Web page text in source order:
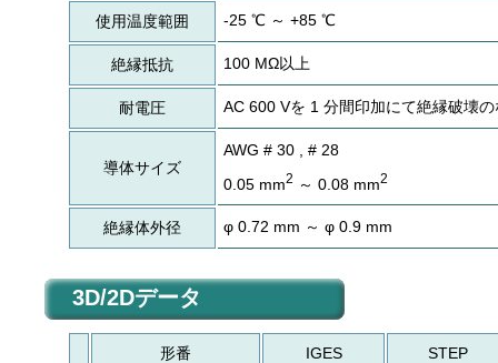
使用温度範囲 -25 ℃ ～ +85 ℃
絶縁抵抗 100 MΩ以上
耐電圧 AC 600 Vを 1 分間印加にて絶縁破壊
導体サイズ
AWG # 30 , # 28
0.05 mm2 ～ 0.08 mm2
絶縁体外径 φ 0.72 mm ～ φ 0.9 mm
3D/2Dデータ
形番 IGES STEP